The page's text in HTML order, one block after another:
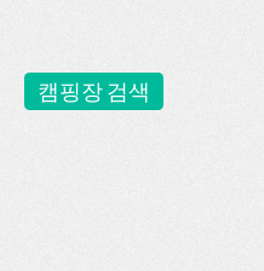
캠핑장 검색